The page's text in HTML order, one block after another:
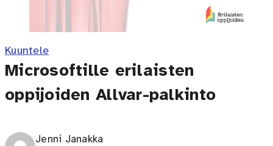
Kuuntele
Microsoftille erilaisten
oppijoiden Allvar-palkinto
Jenni Janakka